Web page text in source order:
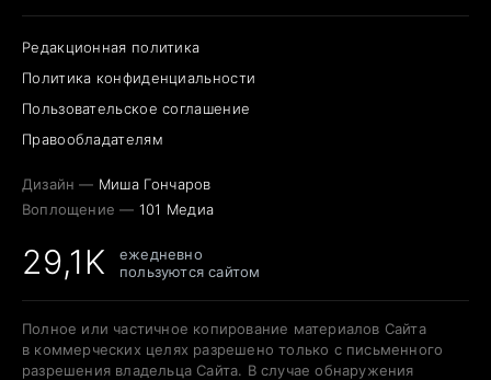
Редакционная политика
Политика конфиденциальности
Пользовательское соглашение
Правообладателям
Дизайн — Миша Гончаров
Воплощение — 101 Медиа
29,1K
ежедневно
пользуются сайтом
Полное или частичное копирование материалов Сайта
в коммерческих целях разрешено только с письменного
разрешения владельца Сайта. В случае обнаружения